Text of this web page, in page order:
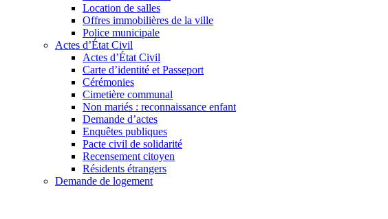
Location de salles
Offres immobilières de la ville
Police municipale
Actes d’État Civil
Actes d’État Civil
Carte d’identité et Passeport
Cérémonies
Cimetière communal
Non mariés : reconnaissance enfant
Demande d’actes
Enquêtes publiques
Pacte civil de solidarité
Recensement citoyen
Résidents étrangers
Demande de logement